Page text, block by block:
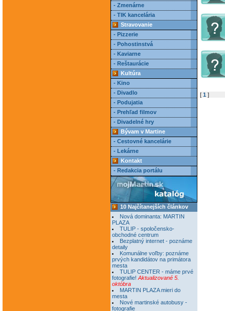
- Zmenárne
- TIK kancelária
Stravovanie
- Pizzerie
- Pohostinstvá
- Kaviarne
- Reštaurácie
Kultúra
- Kino
- Divadlo
- Podujatia
- Prehľad filmov
- Divadelné hry
Bývam v Martine
- Cestovné kancelárie
- Lekárne
Kontakt
- Redakcia portálu
10 Najčítanejších článkov
Nová dominanta: MARTIN
PLAZA
TULIP - spoločensko-
obchodné centrum
Bezplatný internet - poznáme
detaily
Komunálne voľby: poznáme
prvých kandidátov na primátora
mesta
TULIP CENTER - máme prvé
fotografie! Aktualizované 5.
októbra
MARTIN PLAZA mieri do
mesta
Nové martinské autobusy -
fotografie
[ 1 ]